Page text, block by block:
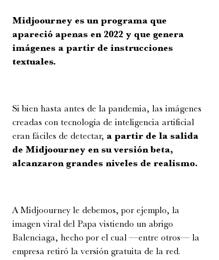
Midjoourney es un programa que
apareció apenas en 2022 y que genera
imágenes a partir de instrucciones
textuales.
Si bien hasta antes de la pandemia, las imágenes
creadas con tecnología de inteligencia artificial
eran fáciles de detectar, a partir de la salida
de Midjoourney en su versión beta,
alcanzaron grandes niveles de realismo.
A Midjoourney le debemos, por ejemplo, la
imagen viral del Papa vistiendo un abrigo
Balenciaga, hecho por el cual —entre otros— la
empresa retiró la versión gratuita de la red.